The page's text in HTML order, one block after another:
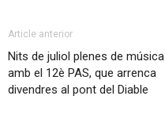
Article anterior
Nits de juliol plenes de música
amb el 12è PAS, que arrenca
divendres al pont del Diable